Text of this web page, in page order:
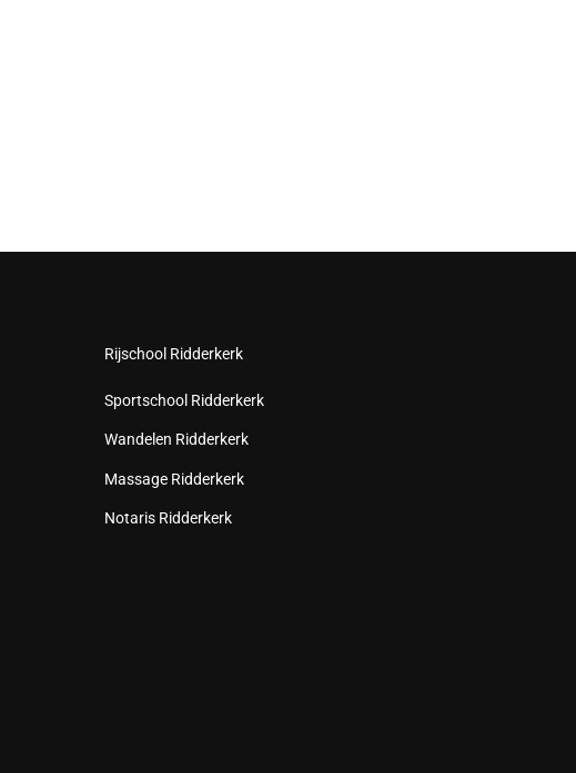
Rijschool Ridderkerk
Sportschool Ridderkerk
Wandelen Ridderkerk
Massage Ridderkerk
Notaris Ridderkerk